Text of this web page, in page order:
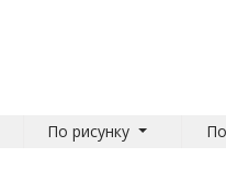
По рисунку